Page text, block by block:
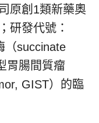
原創1類新藥奧
；研發代號：
（succinate
胃腸間質瘤
GIST）的臨